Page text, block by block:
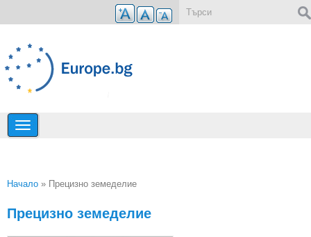
Премини към основното съдържание
Начало » Прецизно земеделие
Прецизно земеделие